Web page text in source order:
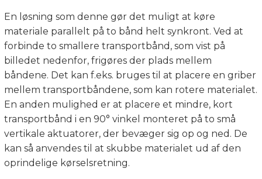
En løsning som denne gør det muligt at køre
materiale parallelt på to bånd helt synkront. Ved at
forbinde to smallere transportbånd, som vist på
billedet nedenfor, frigøres der plads mellem
båndene. Det kan f.eks. bruges til at placere en griber
mellem transportbåndene, som kan rotere materialet.
En anden mulighed er at placere et mindre, kort
transportbånd i en 90° vinkel monteret på to små
vertikale aktuatorer, der bevæger sig op og ned. De
kan så anvendes til at skubbe materialet ud af den
oprindelige kørselsretning.